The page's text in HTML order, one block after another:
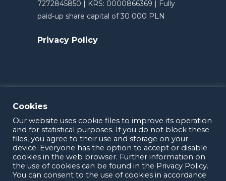
7272845850 | KRS: 0000866369 | Fully
paid-up share capital of 30 000 PLN
Privacy Policy
OTIMO 2025
Cookies
Our website uses cookie files to improve its operation
and for statistical purposes. If you do not block these
files, you agree to their use and storage on your
device. Everyone has the option to accept or disable
cookies in the web browser. Further information on
the use of cookies can be found in the Privacy Policy.
You can consent to the use of cookies in accordance